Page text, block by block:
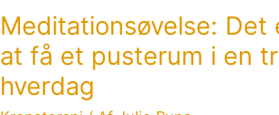
Meditationsøvelse: Det
at få et pusterum i en
hverdag